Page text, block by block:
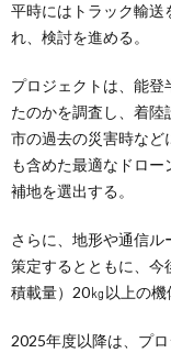
平時にはトラック輸送
れ、検討を進める。
プロジェクトは、能
たのかを調査し、着
市の過去の災害時など
も含めた最適なドロ
補地を選出する。
さらに、地形や通信ル
策定するとともに、今
積載量）20㎏以上の機
2025年度以降は、プ